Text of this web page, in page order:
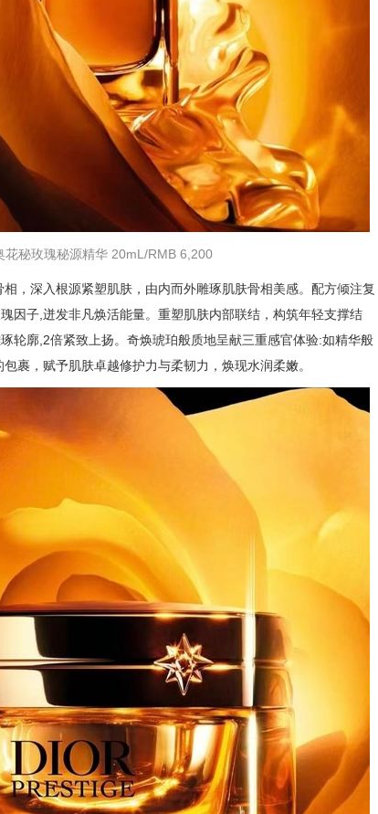
花秘玫瑰秘源精华 20mL/RMB 6,200
，深入根源紧塑肌肤，由内而外雕琢肌肤骨相美感。配方倾注复
因子,迸发非凡焕活能量。重塑肌肤内部联结，构筑年轻支撑结
轮廓,2倍紧致上扬。奇焕琥珀般质地呈献三重感官体验:如精华般
裹，赋予肌肤卓越修护力与柔韧力，焕现水润柔嫩。